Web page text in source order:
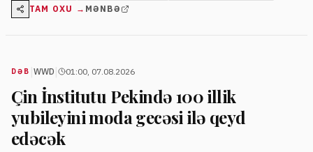
TAM OXU → MƏNBƏ
DƏB WWD 01:00, 07.08.2026
Çin İnstitutu Pekində 100 illik
yubileyini moda gecəsi ilə qeyd
edəcək